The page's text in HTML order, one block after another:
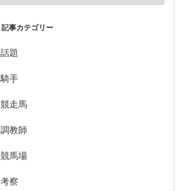
記事カテゴリー
話題
騎手
競走馬
調教師
競馬場
考察